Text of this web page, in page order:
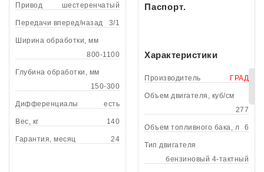
Привод шестеренчатый
Передачи вперед/назад 3/1
Ширина обработки, мм
800-1100
Глубина обработки, мм
150-300
Дифференциалы есть
Вес, кг 140
Гарантия, месяц 24
Паспорт.
Характеристики
Производитель ГРАД
Объем двигателя, куб/см
277
Объем топливного бака, л 6
Тип двигателя
бензиновый 4-тактный